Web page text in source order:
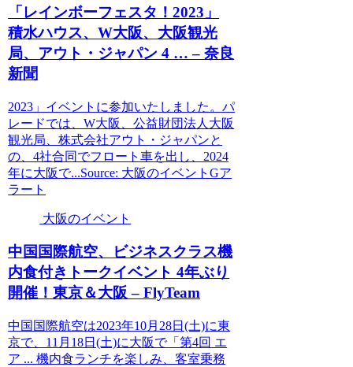
「レインボーフェスタ！2023」
積水ハウス、W大阪、 大阪観光
局、アウト・ジャパン 4 … – 奈良
新聞
2023」イベントに参加いたしました。パ
レードでは、W大阪、公益財団法人大阪
観光局、株式会社アウト・ジャパンと
の、4社合同でフロート車を出し、2024
年に大阪で...Source: 大阪のイベントGア
ラート
大阪のイベント
中国国際航空、ビジネスクラス機
内食付きトークイベント 4年ぶり
開催！東京＆大阪 – FlyTeam
中国国際航空は2023年10月28日(土)に東
京で、11月18日(土)に大阪で「第4回 エ
ア ... 機内食ランチを楽しみ、客室乗務